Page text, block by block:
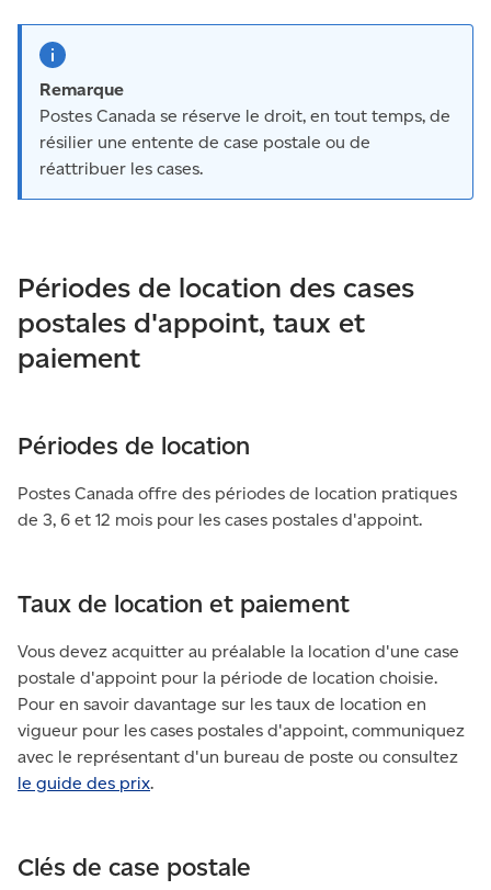
Remarque
Postes Canada se réserve le droit, en tout temps, de
résilier une entente de case postale ou de
réattribuer les cases.
Périodes de location des cases
postales d'appoint, taux et
paiement
Périodes de location
Postes Canada offre des périodes de location pratiques
de 3, 6 et 12 mois pour les cases postales d'appoint.
Taux de location et paiement
Vous devez acquitter au préalable la location d'une case
postale d'appoint pour la période de location choisie.
Pour en savoir davantage sur les taux de location en
vigueur pour les cases postales d'appoint, communiquez
avec le représentant d'un bureau de poste ou consultez
le guide des prix.
Clés de case postale